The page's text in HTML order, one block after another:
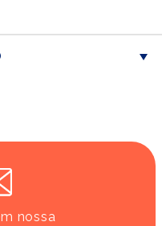
nossa